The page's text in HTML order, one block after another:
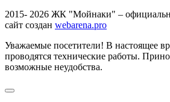
2015- 2026 ЖК "Мойнаки" –
сайт создан webarena.pro
Уважаемые посетители! В настоящее
проводятся технические работы.
возможные неудобства.